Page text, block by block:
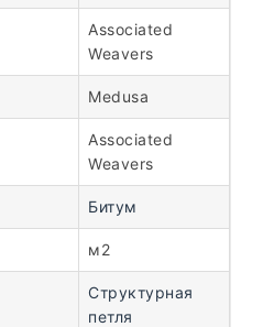
Associated
Weavers
Medusa
Associated
Weavers
Битум
м2
Структурная
петля